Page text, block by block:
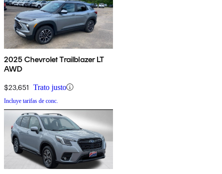
2025 Chevrolet Trailblazer LT
AWD
$23,651 Trato justo
Incluye tarifas de conc.